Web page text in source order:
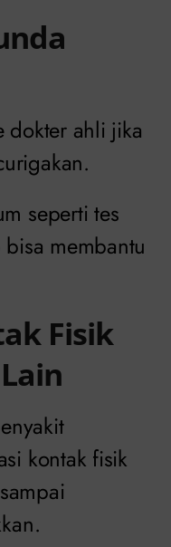
dokter ahli jika
seperti tes
membantu
Fisik
kontak fisik